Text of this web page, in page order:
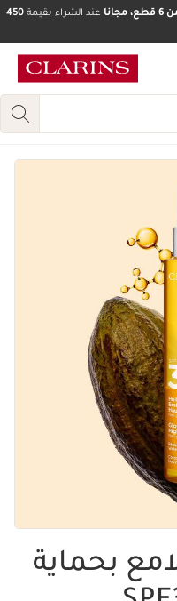
انتقل إلى أسفل الصفحة
عند الشراء بقيمة450
بحماية